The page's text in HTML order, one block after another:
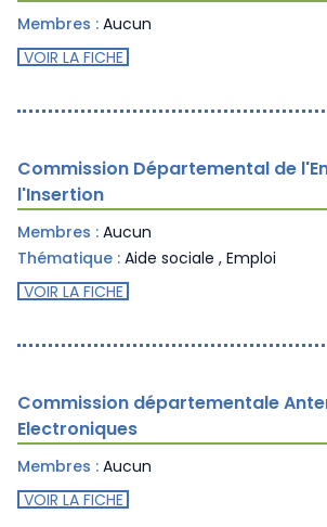
Membres : Aucun
VOIR LA FICHE
Commission Départemental de
l'Insertion
Membres : Aucun
Thématique : Aide sociale , Emploi
VOIR LA FICHE
Commission départementale
Electroniques
Membres : Aucun
VOIR LA FICHE